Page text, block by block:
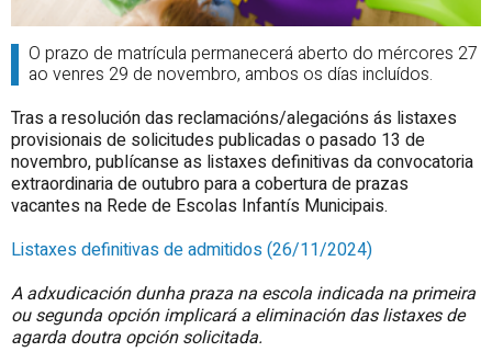
O prazo de matrícula permanecerá aberto do mércores 27
ao venres 29 de novembro, ambos os días incluídos.
Tras a resolución das reclamacións/alegacións ás listaxes
provisionais de solicitudes publicadas o pasado 13 de
novembro, publícanse as listaxes definitivas da convocatoria
extraordinaria de outubro para a cobertura de prazas
vacantes na Rede de Escolas Infantís Municipais.
Listaxes definitivas de admitidos (26/11/2024)
A adxudicación dunha praza na escola indicada na primeira
ou segunda opción implicará a eliminación das listaxes de
agarda doutra opción solicitada.